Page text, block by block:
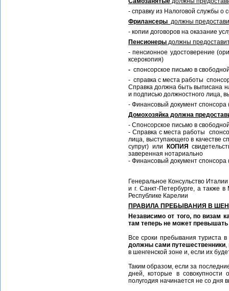
- справку из Налоговой службы о
Фрилансеры должны
- копии договоров на оказание
Пенсионеры должны
- пенсионное удостоверение
ксерокопия)
- спонсорское письмо в
- справка с места работы
Справка должна быть выписана
и подписью должностного лица,
- Финансовый документ спонсора
Домохозяйка должна
- Спонсорское письмо в
- Справка с места работы
лица, выступающего в качестве
супруг) или
КОПИЯ
заверенная нотариально
- Финансовый документ спонсора
Генеральное Консульство
и г. Санкт-Петербурге, а также в
Республике Карелии
ПРАВИЛА ПРЕБЫВАНИЯ В
Независимо от того, по визам
там теперь не может
Все сроки пребывания туриста
должны сами путешественники,
в шенгенской зоне и, если их
Таким образом, если за
дней, которые в
полугодия начинается не со дня